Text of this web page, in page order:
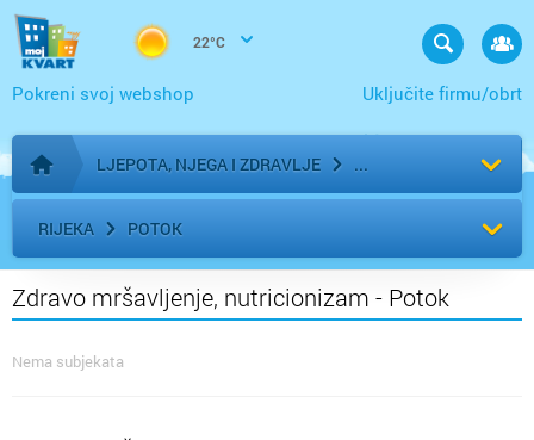
22°C
Uključite firmu/obrt
Pokreni svoj webshop
Početna stranica
LJEPOTA, NJEGA I ZDRAVLJE
RIJEKA POTOK
Zdravo mršavljenje, nutricionizam - Potok
Nema subjekata